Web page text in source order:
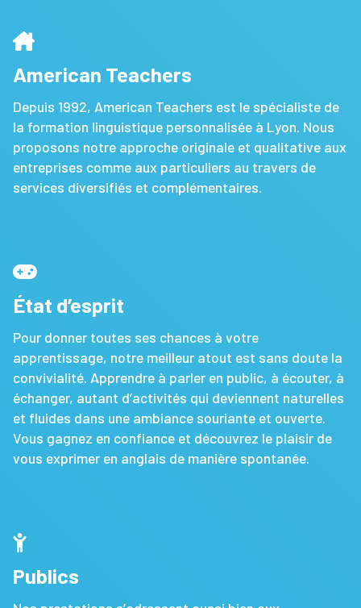
American Teachers
Depuis 1992, American Teachers est le spécialiste de
la formation linguistique personnalisée à Lyon. Nous
proposons notre approche originale et qualitative aux
entreprises comme aux particuliers au travers de
services diversifiés et complémentaires.
État d’esprit
Pour donner toutes ses chances à votre
apprentissage, notre meilleur atout est sans doute la
convivialité. Apprendre à parler en public, à écouter, à
échanger, autant d’activités qui deviennent naturelles
et fluides dans une ambiance souriante et ouverte.
Vous gagnez en confiance et découvrez le plaisir de
vous exprimer en anglais de manière spontanée.
Publics